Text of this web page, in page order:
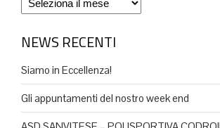
NEWS RECENTI
Siamo in Eccellenza!
Gli appuntamenti del nostro week end